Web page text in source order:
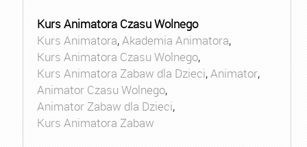
Kurs Animatora Czasu Wolnego
Kurs Animatora,Akademia Animatora,
Kurs Animatora Czasu Wolnego,
Kurs Animatora Zabaw dla Dzieci,Animator,
Animator Czasu Wolnego,
Animator Zabaw dla Dzieci,
Kurs Animatora Zabaw